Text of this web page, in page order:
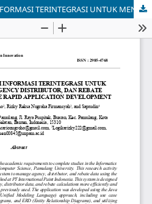
PERANCANGAN SISTEM INFORMASI TERINTEGRASI UNTUK MENGELOLA DATA AGENCY DISTRIBUTOR, DAN REBATE MENGGUNAKAN METODE RAPID APPLICATION DEVELOPMENT